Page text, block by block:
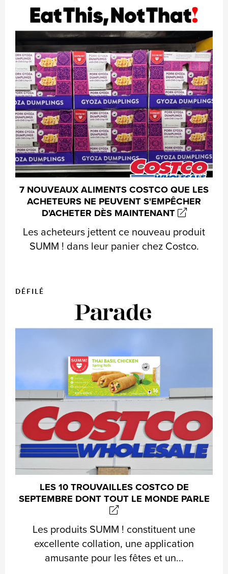
7 NOUVEAUX ALIMENTS COSTCO QUE LES
ACHETEURS NE PEUVENT S'EMPÊCHER
D'ACHETER DÈS MAINTENANT
Les acheteurs jettent ce nouveau produit
SUMM ! dans leur panier chez Costco.
DÉFILÉ
LES 10 TROUVAILLES COSTCO DE
SEPTEMBRE DONT TOUT LE MONDE PARLE
Les produits SUMM ! constituent une
excellente collation, une application
amusante pour les fêtes et un...